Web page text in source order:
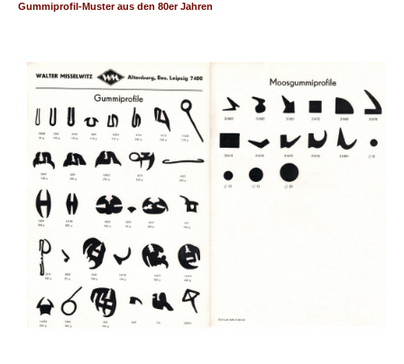
Gummiprofil-Muster aus den 80er Jahren